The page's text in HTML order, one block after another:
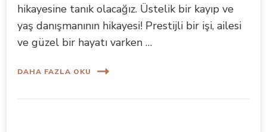
hikayesine tanık olacağız. Üstelik bir kayıp ve
yaş danışmanının hikayesi! Prestijli bir işi, ailesi
ve güzel bir hayatı varken …
DAHA FAZLA OKU